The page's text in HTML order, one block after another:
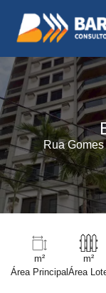
Rua
m²
Área Principal
m²
Área